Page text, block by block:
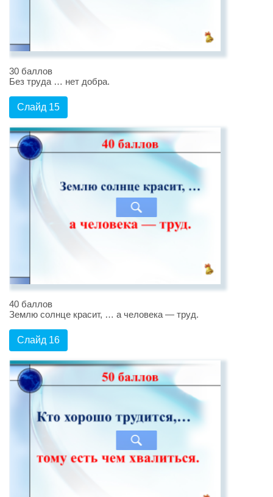
30 баллов
Без труда … нет добра.
Слайд 15
40 баллов
Землю солнце красит, … а человека — труд.
Слайд 16